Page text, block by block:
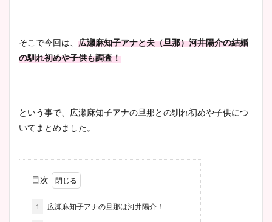
そこで今回は、 広瀬麻知子アナと夫（旦那）河井陽介の結婚
の馴れ初めや子供も調査！
という事で、広瀬麻知子アナの旦那との馴れ初めや子供につ
いてまとめました。
目次
1 広瀬麻知子アナの旦那は河井陽介！